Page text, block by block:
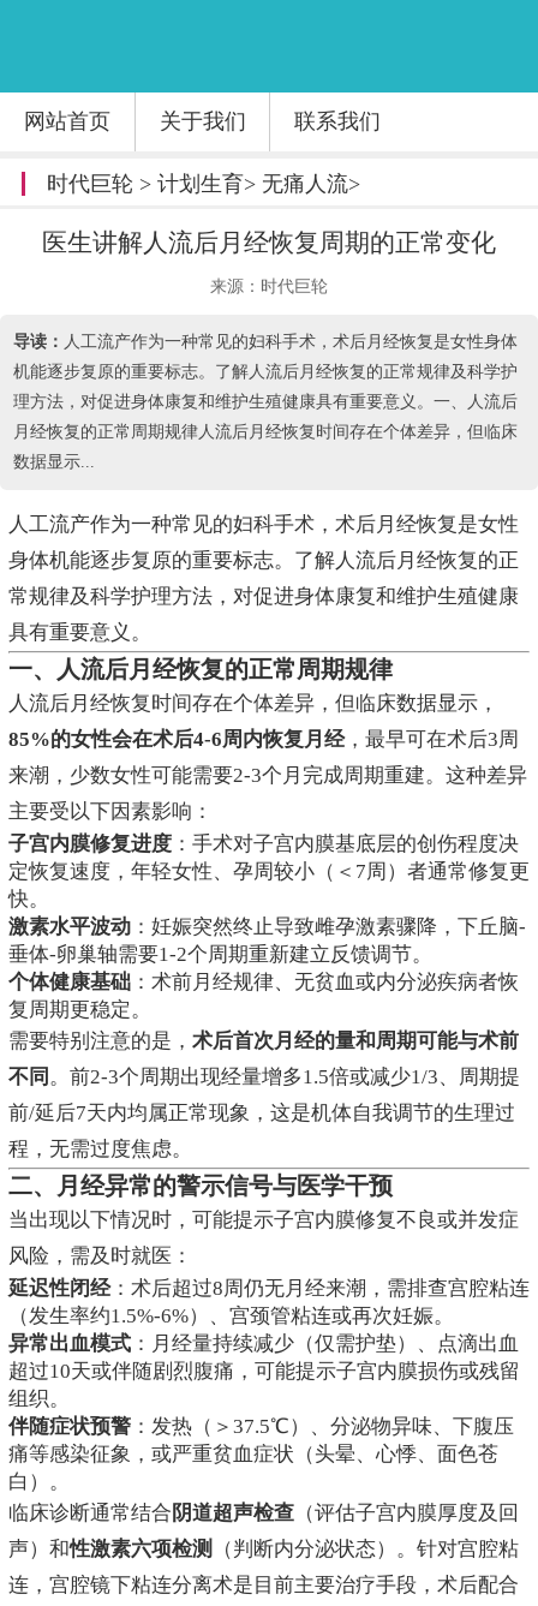
网站首页 关于我们 联系我们
时代巨轮 > 计划生育> 无痛人流>
医生讲解人流后月经恢复周期的正常变化
来源：时代巨轮
导读： 人工流产作为一种常见的妇科手术，术后月经恢复是女性身体
机能逐步复原的重要标志。了解人流后月经恢复的正常规律及科学护
理方法，对促进身体康复和维护生殖健康具有重要意义。一、人流后
月经恢复的正常周期规律人流后月经恢复时间存在个体差异，但临床
数据显示...
人工流产作为一种常见的妇科手术，术后月经恢复是女性
身体机能逐步复原的重要标志。了解人流后月经恢复的正
常规律及科学护理方法，对促进身体康复和维护生殖健康
具有重要意义。
一、人流后月经恢复的正常周期规律
人流后月经恢复时间存在个体差异，但临床数据显示，
85%的女性会在术后4-6周内恢复月经，最早可在术后3周
来潮，少数女性可能需要2-3个月完成周期重建。这种差异
主要受以下因素影响：
子宫内膜修复进度：手术对子宫内膜基底层的创伤程度决
定恢复速度，年轻女性、孕周较小（＜7周）者通常修复更
快。
激素水平波动：妊娠突然终止导致雌孕激素骤降，下丘脑-
垂体-卵巢轴需要1-2个周期重新建立反馈调节。
个体健康基础：术前月经规律、无贫血或内分泌疾病者恢
复周期更稳定。
需要特别注意的是， 术后首次月经的量和周期可能与术前
不同 。前2-3个周期出现经量增多1.5倍或减少1/3、周期提
前/延后7天内均属正常现象，这是机体自我调节的生理过
程，无需过度焦虑。
二、月经异常的警示信号与医学干预
当出现以下情况时，可能提示子宫内膜修复不良或并发症
风险，需及时就医：
延迟性闭经：术后超过8周仍无月经来潮，需排查宫腔粘连
（发生率约1.5%-6%）、宫颈管粘连或再次妊娠。
异常出血模式：月经量持续减少（仅需护垫）、点滴出血
超过10天或伴随剧烈腹痛，可能提示子宫内膜损伤或残留
组织。
伴随症状预警：发热（＞37.5℃）、分泌物异味、下腹压
痛等感染征象，或严重贫血症状（头晕、心悸、面色苍
白）。
临床诊断通常结合 阴道超声检查（评估子宫内膜厚度及回
声）和性激素六项检测
（判断内分泌状态）。针对宫腔粘
连，宫腔镜下粘连分离术是目前主要治疗手段，术后配合